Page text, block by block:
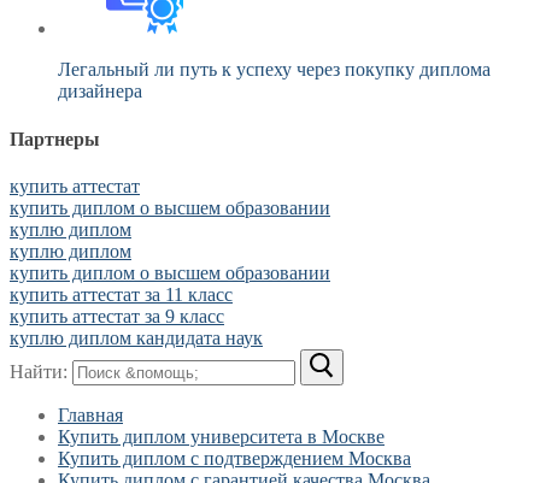
Легальный ли путь к успеху через покупку диплома
дизайнера
Партнеры
купить аттестат
купить диплом о высшем образовании
куплю диплом
куплю диплом
купить диплом о высшем образовании
купить аттестат за 11 класс
купить аттестат за 9 класс
куплю диплом кандидата наук
Найти:
Главная
Купить диплом университета в Москве
Купить диплом с подтверждением Москва